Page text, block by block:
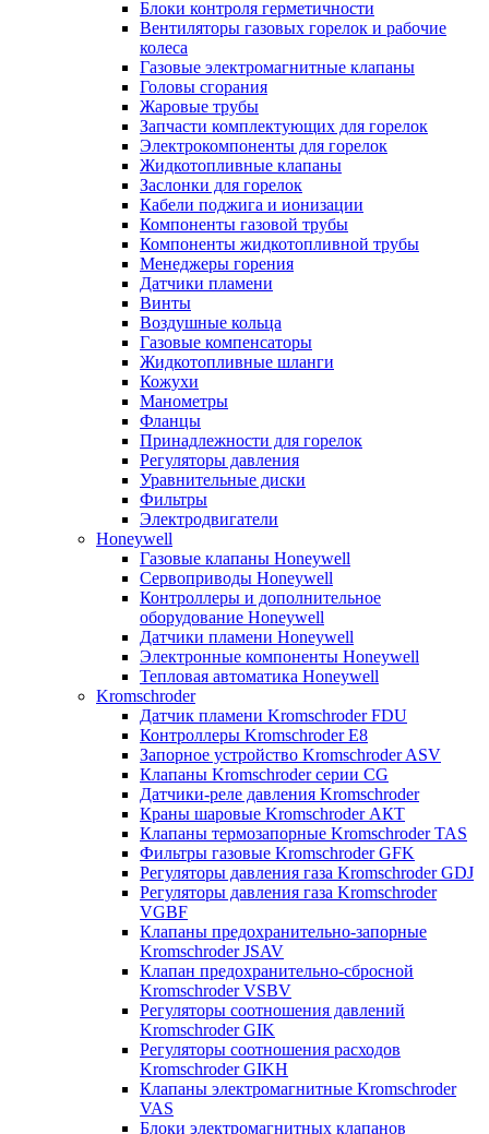
Блоки контроля герметичности
Вентиляторы газовых горелок и рабочие
колеса
Газовые электромагнитные клапаны
Головы сгорания
Жаровые трубы
Запчасти комплектующих для горелок
Электрокомпоненты для горелок
Жидкотопливные клапаны
Заслонки для горелок
Кабели поджига и ионизации
Компоненты газовой трубы
Компоненты жидкотопливной трубы
Менеджеры горения
Датчики пламени
Винты
Воздушные кольца
Газовые компенсаторы
Жидкотопливные шланги
Кожухи
Манометры
Фланцы
Принадлежности для горелок
Регуляторы давления
Уравнительные диски
Фильтры
Электродвигатели
Honeywell
Газовые клапаны Honeywell
Сервоприводы Honeywell
Контроллеры и дополнительное
оборудование Honeywell
Датчики пламени Honeywell
Электронные компоненты Honeywell
Тепловая автоматика Honeywell
Kromschroder
Датчик пламени Kromschroder FDU
Контроллеры Kromschroder E8
Запорное устройство Kromschroder ASV
Клапаны Kromschroder серии CG
Датчики-реле давления Kromschroder
Краны шаровые Kromschroder АКТ
Клапаны термозапорные Kromschroder TAS
Фильтры газовые Kromschroder GFK
Регуляторы давления газа Kromschroder GDJ
Регуляторы давления газа Kromschroder
VGBF
Клапаны предохранительно-запорные
Kromschroder JSAV
Клапан предохранительно-сбросной
Kromschroder VSBV
Регуляторы соотношения давлений
Kromschroder GIK
Регуляторы соотношения расходов
Kromschroder GIKH
Клапаны электромагнитные Kromschroder
VAS
Блоки электромагнитных клапанов